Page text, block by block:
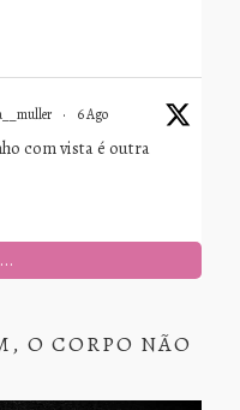
· 6 Ago
com vista é outra
O CORPO NÃO